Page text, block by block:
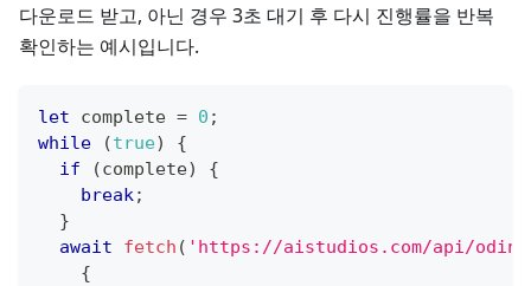
다운로드 받고, 아닌 경우 3초 대기 후 다시 진행률을 반복
확인하는 예시입니다.
let complete = 0 ;
while
(true)
{
if
(complete)
{
break;
}
await
fetch ( 'https://aistudios.com/api/
{